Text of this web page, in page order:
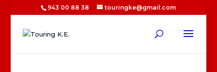
943 00 88 38 touringke@gmail.com